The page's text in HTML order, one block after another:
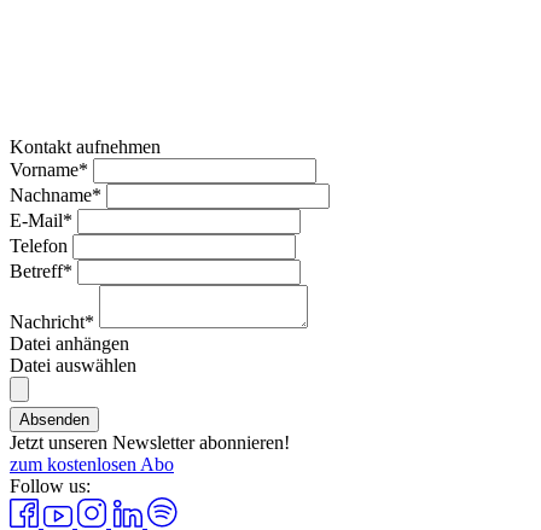
Kontakt aufnehmen
Vorname*
Nachname*
E-Mail*
Telefon
Betreff*
Nachricht*
Datei anhängen
Datei auswählen
Absenden
Jetzt unseren Newsletter abonnieren!
zum kostenlosen Abo
Follow us: